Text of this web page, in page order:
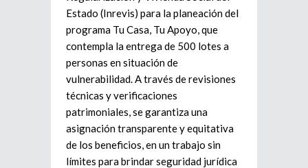
Estado (Inrevis) para la planeación del
programa Tu Casa, Tu Apoyo, que
contempla la entrega de 500 lotes a
personas en situación de
vulnerabilidad. A través de revisiones
técnicas y verificaciones
patrimoniales, se garantiza una
asignación transparente y equitativa
de los beneficios, en un trabajo sin
límites para brindar seguridad jurídica